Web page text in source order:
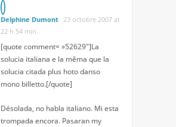
Delphine Dumont 23 octobre 2007 at
22 h 54 min
[quote comment= »52629″]La
solucia italiana e la mêma que la
solucia citada plus hoto danso
mono billetto.[/quote]
Désolada, no habla italiano. Mi esta
trompada encora. Pasaran my